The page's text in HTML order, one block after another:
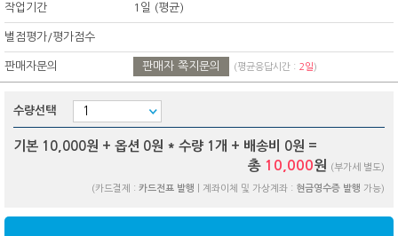
작업기간 1일 (평균)
별점평가/평가점수
판매자문의 판매자 쪽지문의 (평균응답시간 : 2일)
수량선택
기본 10,000원 + 옵션 0원 * 수량 1 개 + 배송비 0원 =
총 10,000원 (부가세 별도)
(카드결제 : 카드전표 발행 | 계좌이체 및 가상계좌 : 현금영수증 발행 가능)